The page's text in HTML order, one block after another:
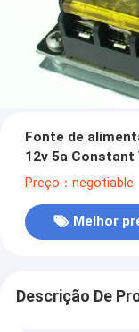
Fonte de
12v 5a Constant
Preço：negotiable
Melhor
Descrição De